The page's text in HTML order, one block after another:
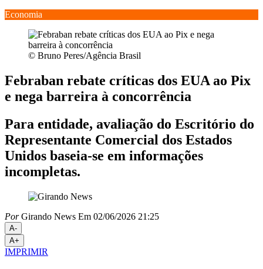
Economia
© Bruno Peres/Agência Brasil
Febraban rebate críticas dos EUA ao Pix
e nega barreira à concorrência
Para entidade, avaliação do Escritório do
Representante Comercial dos Estados
Unidos baseia-se em informações
incompletas.
PorGirando News Em 02/06/2026 21:25
A-
A+
IMPRIMIR